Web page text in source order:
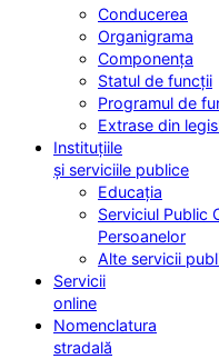
Conducerea
Organigrama
Componența
Statul de funcții
Programul de
Extrase din
Instituțiile
și serviciile publice
Educația
Serviciul Public
Persoanelor
Alte servicii
Servicii
online
Nomenclatura
stradală